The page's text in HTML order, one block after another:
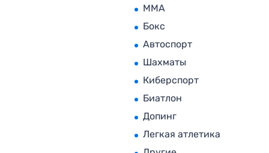
MMA
Бокс
Автоспорт
Шахматы
Киберспорт
Биатлон
Допинг
Легкая атлетика